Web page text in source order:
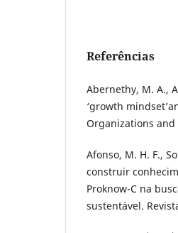
Referências
Abernethy, M. A.,
‘growth
Organizations and
Afonso, M. H. F.,
construir
Proknow-C na
sustentável.